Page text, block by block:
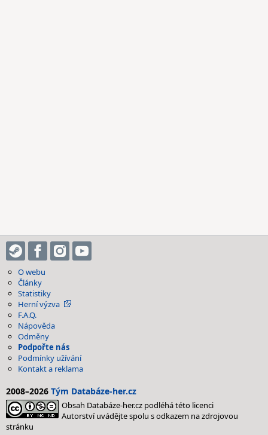
O webu
Články
Statistiky
Herní výzva
F.A.Q.
Nápověda
Odměny
Podpořte nás
Podmínky užívání
Kontakt a reklama
2008–2026 Tým Databáze-her.cz
Obsah Databáze-her.cz podléhá této licenci
Autorství uvádějte spolu s odkazem na zdrojovou
stránku